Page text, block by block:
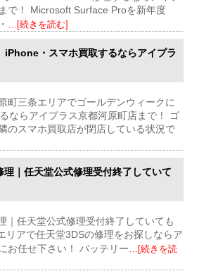
で！ Microsoft Surface Proを新年度
…[続きを読む]
iPhone・スマホ買取するならアイプラ
町三条エリアでゴールデンウィークに
ならアイプラス京都河原町店まで！ ゴ
のスマホ買取店が閉店している状況で
理｜任天堂公式修理受付終了していて
｜任天堂公式修理受付終了していても
アで任天堂3DSの修理をお探しならア
お任せ下さい！ バッテリー…[続きを読